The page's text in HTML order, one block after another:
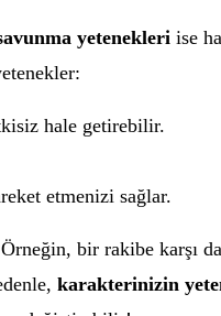
yetenekleri ise
hale getirebilir.
etmenizi sağlar.
bir rakibe karşı
karakterinizin